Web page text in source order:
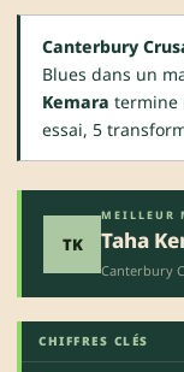
Canterbury
Blues dans un
Kemara termine
essai, 5
TK
MEILLEUR
Taha
Canterbury
CHIFFRES CLÉS